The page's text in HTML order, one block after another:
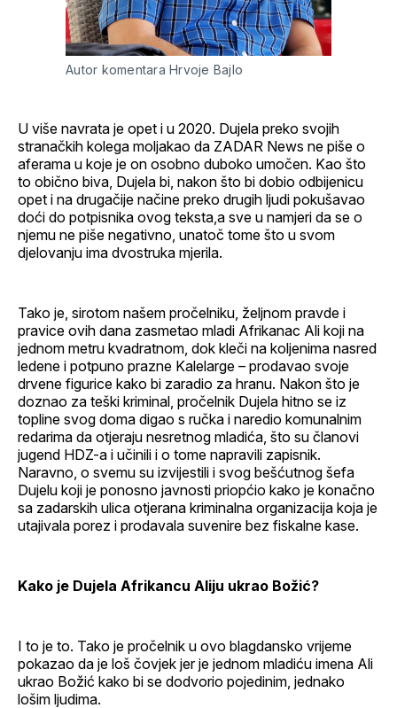
Autor komentara Hrvoje Bajlo
U više navrata je opet i u 2020. Dujela preko svojih
stranačkih kolega moljakao da ZADAR News ne piše o
aferama u koje je on osobno duboko umočen. Kao što
to obično biva, Dujela bi, nakon što bi dobio odbijenicu
opet i na drugačije načine preko drugih ljudi pokušavao
doći do potpisnika ovog teksta,a sve u namjeri da se o
njemu ne piše negativno, unatoč tome što u svom
djelovanju ima dvostruka mjerila.
Tako je, sirotom našem pročelniku, željnom pravde i
pravice ovih dana zasmetao mladi Afrikanac Ali koji na
jednom metru kvadratnom, dok kleči na koljenima nasred
ledene i potpuno prazne Kalelarge – prodavao svoje
drvene figurice kako bi zaradio za hranu. Nakon što je
doznao za teški kriminal, pročelnik Dujela hitno se iz
topline svog doma digao s ručka i naredio komunalnim
redarima da otjeraju nesretnog mladića, što su članovi
jugend HDZ-a i učinili i o tome napravili zapisnik.
Naravno, o svemu su izvijestili i svog bešćutnog šefa
Dujelu koji je ponosno javnosti priopćio kako je konačno
sa zadarskih ulica otjerana kriminalna organizacija koja je
utajivala porez i prodavala suvenire bez fiskalne kase.
Kako je Dujela Afrikancu Aliju ukrao Božić?
I to je to. Tako je pročelnik u ovo blagdansko vrijeme
pokazao da je loš čovjek jer je jednom mladiću imena Ali
ukrao Božić kako bi se dodvorio pojedinim, jednako
lošim ljudima.